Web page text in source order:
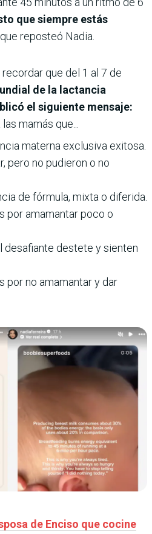
que siempre estás
reposteó Nadia.
que del 1 al 7 de
de la lactancia
el siguiente mensaje:
mamás que...
materna exclusiva exitosa.
pero no pudieron o no
de fórmula, mixta o diferida.
por amamantar poco o
desafiante destete y sienten
por no amamantar y dar
de Enciso que cocine